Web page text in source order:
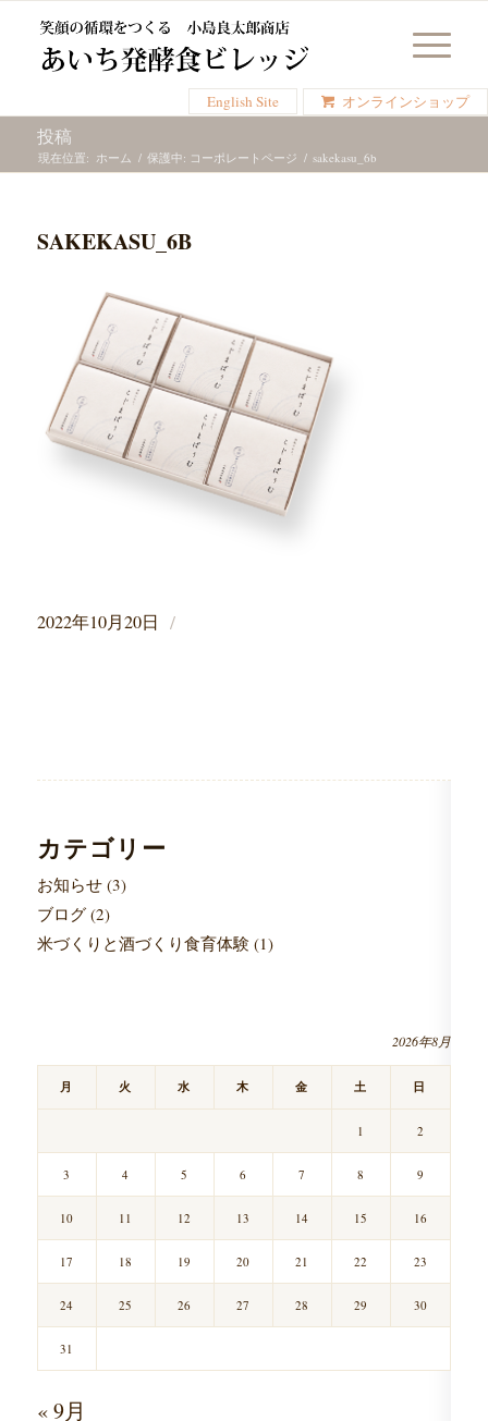
English Site オンラインショップ
投稿
現在位置: ホーム / 保護中: コーポレートページ / sakekasu_6b
SAKEKASU_6B
2022年10月20日 /
カテゴリー
お知らせ(3)
ブログ(2)
米づくりと酒づくり食育体験 (1)
2026年8月
月 火 水 木 金 土 日
1 2
3 4 5 6 7 8 9
10 11 12 13 14 15 16
17 18 19 20 21 22 23
24 25 26 27 28 29 30
31
« 9月